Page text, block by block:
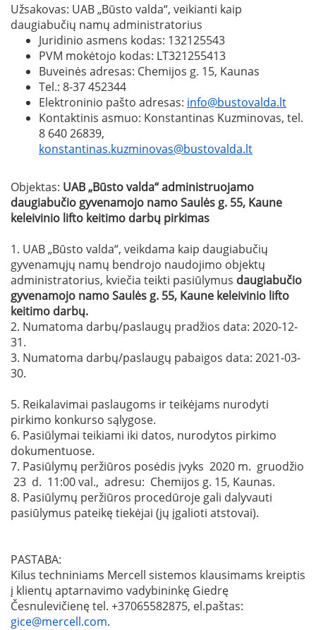
Užsakovas: UAB „Būsto valda“, veikianti kaip
daugiabučių namų administratorius
Juridinio asmens kodas: 132125543
PVM mokėtojo kodas: LT321255413
Buveinės adresas: Chemijos g. 15, Kaunas
Tel.: 8-37 452344
Elektroninio pašto adresas: info@bustovalda.lt
Kontaktinis asmuo: Konstantinas Kuzminovas, tel.
8 640 26839,
konstantinas.kuzminovas@bustovalda.lt
Objektas: UAB „Būsto valda“ administruojamo
daugiabučio gyvenamojo namo Saulės g. 55, Kaune
keleivinio lifto keitimo darbų pirkimas
1. UAB „Būsto valda“, veikdama kaip daugiabučių
gyvenamųjų namų bendrojo naudojimo objektų
administratorius, kviečia teikti pasiūlymus daugiabučio
gyvenamojo namoSaulės g. 55, Kaune keleivinio lifto
keitimo darbų.
2. Numatoma darbų/paslaugų pradžios data: 2020-12-
31.
3. Numatoma darbų/paslaugų pabaigos data: 2021-03-
30.
5. Reikalavimai paslaugoms ir teikėjams nurodyti
pirkimo konkurso sąlygose.
6. Pasiūlymai teikiami iki datos, nurodytos pirkimo
dokumentuose.
7. Pasiūlymų peržiūros posėdis įvyks 2020 m. gruodžio
23 d. 11:00 val., adresu: Chemijos g. 15, Kaunas.
8. Pasiūlymų peržiūros procedūroje gali dalyvauti
pasiūlymus pateikę tiekėjai (jų įgalioti atstovai).
PASTABA:
Kilus techniniams Mercell sistemos klausimams kreiptis
į klientų aptarnavimo vadybininkę Giedrę
Česnulevičienę tel. +37065582875, el.paštas:
gice@mercell.com.